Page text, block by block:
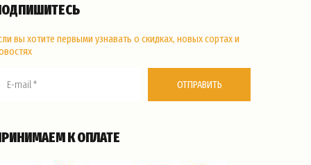
вы хотите первыми узнавать о скидках, новых сортах и
ОТПРАВИТЬ
К ОПЛАТЕ